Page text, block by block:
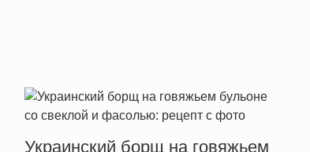
Украинский борщ на говяжьем